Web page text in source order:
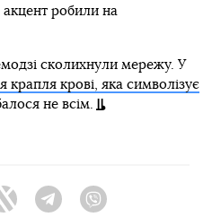
акцент робили на
сколихнули мережу. У
крапля крові, яка символізує
не всім.
Twitter Telegram